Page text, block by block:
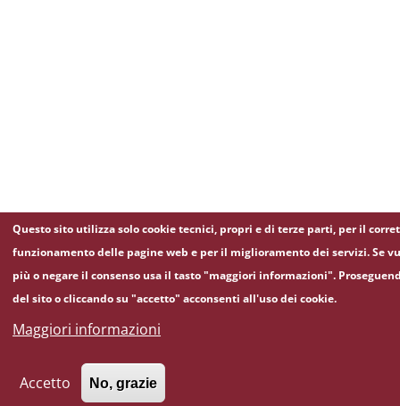
Questo sito utilizza solo cookie tecnici, propri e di terze parti, per il
funzionamento delle pagine web e per il miglioramento dei servizi. Se
più o negare il consenso usa il tasto "maggiori informazioni".
del sito o cliccando su "accetto" acconsenti all'uso dei cookie.
Maggiori informazioni
Accetto No, grazie